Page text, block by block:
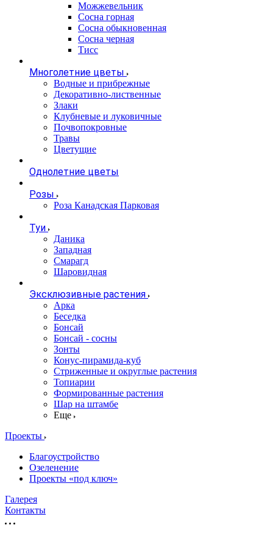
Можжевельник
Сосна горная
Сосна обыкновенная
Сосна черная
Тисс
Многолетние цветы
Водные и прибрежные
Декоративно-лиственные
Злаки
Клубневые и луковичные
Почвопокровные
Травы
Цветущие
Однолетние цветы
Розы
Роза Канадская Парковая
Туи
Даника
Западная
Смарагд
Шаровидная
Эксклюзивные растения
Арка
Беседка
Бонсай
Бонсай - сосны
Зонты
Конус-пирамида-куб
Стриженные и округлые растения
Топиарии
Формированные растения
Шар на штамбе
Еще
Проекты
Благоустройство
Озеленение
Проекты «под ключ»
Галерея
Контакты